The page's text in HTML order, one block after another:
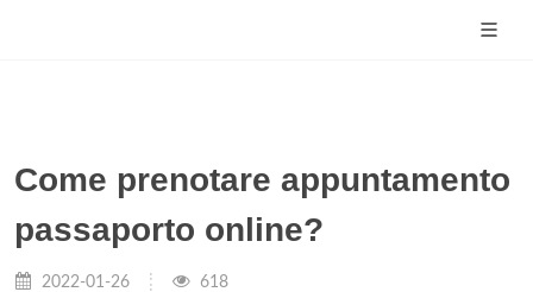
Come prenotare appuntamento
passaporto online?
2022-01-26 618